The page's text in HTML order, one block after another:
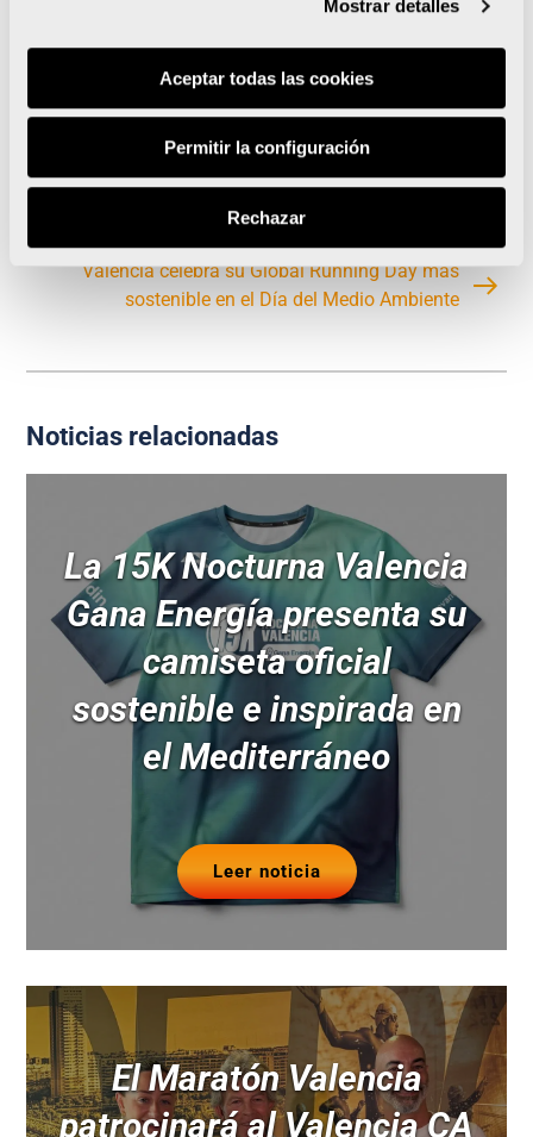
Mostrar detalles
Aceptar todas las cookies
Permitir la configuración
Rechazar
La 6ª Carrera Marta Fernández de Castro reúne a
más de 3.800 runners
Valencia celebra su Global Running Day más
sostenible en el Día del Medio Ambiente
Noticias relacionadas
La 15K Nocturna Valencia
Gana Energía presenta su
camiseta oficial
sostenible e inspirada en
el Mediterráneo
Leer noticia
El Maratón Valencia
patrocinará al Valencia CA